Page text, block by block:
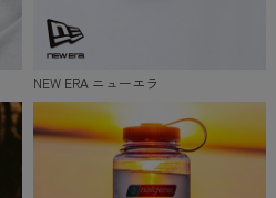
NEW ERA ニューエラ